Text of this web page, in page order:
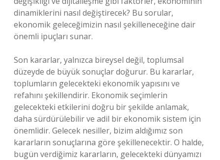
dinamiklerini nasıl değiştirecek? Bu sorular,
ekonomik geleceğimizin nasıl şekilleneceğine dair
önemli ipuçları sunar.
Son kararlar, yalnızca bireysel değil, toplumsal
düzeyde de büyük sonuçlar doğurur. Bu kararlar,
toplumların gelecekteki ekonomik yapısını ve
refahını şekillendirir. Ekonomik seçimlerin
gelecekteki etkilerini doğru bir şekilde anlamak,
daha sürdürülebilir ve adil bir ekonomik sistem için
önemlidir. Gelecek nesiller, bizim aldığımız son
kararların sonuçlarına göre şekillenecektir. O halde,
bugün verdiğimiz kararların, gelecekteki dünyamızı